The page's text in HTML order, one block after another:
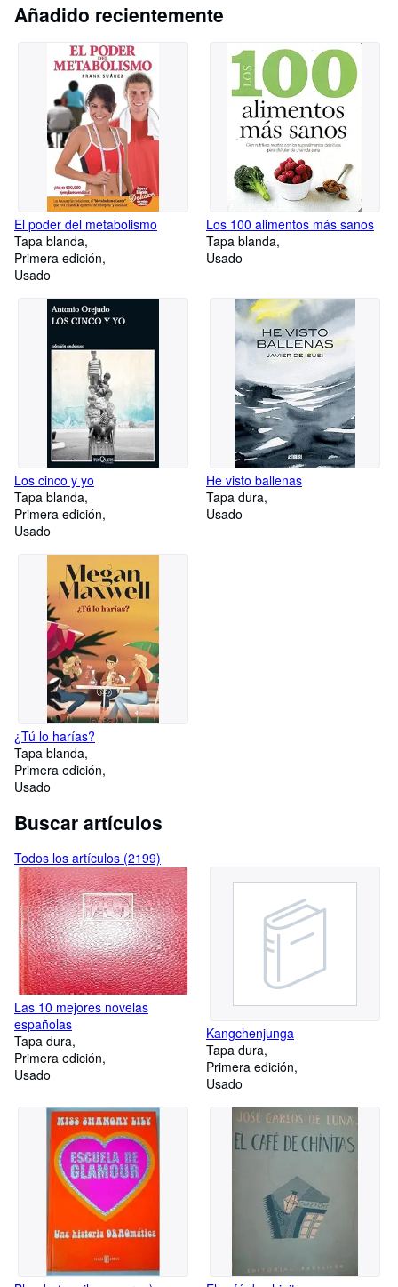
Añadido recientemente
El poder del metabolismo
Tapa blanda
Primera edición
Usado
Los 100 alimentos más sanos
Tapa blanda
Usado
Los cinco y yo
Tapa blanda
Primera edición
Usado
He visto ballenas
Tapa dura
Usado
¿Tú lo harías?
Tapa blanda
Primera edición
Usado
Buscar artículos
Todos los artículos (2199)
Las 10 mejores novelas
españolas
Tapa dura
Primera edición
Usado
Kangchenjunga
Tapa dura
Primera edición
Usado